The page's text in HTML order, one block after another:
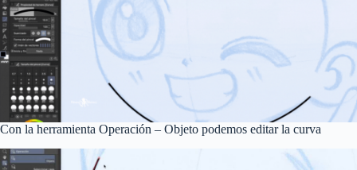
Con la herramienta Operación – Objeto podemos editar la curva